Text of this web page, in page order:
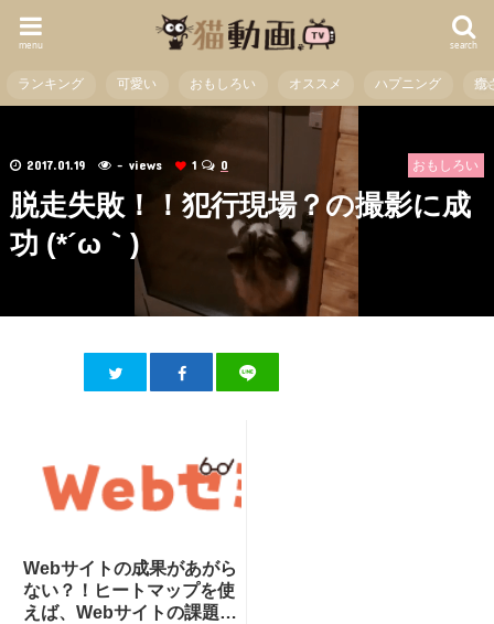
search
menu
ランキング 可愛い おもしろい オススメ ハプニング 癒
おもしろい
2017.01.19 - views 1 0
脱走失敗！！犯行現場？の撮影に成
功 (*´ω｀)
Webサイトの成果があがら
ない？！ヒートマップを使
えば、Webサイトの課題が